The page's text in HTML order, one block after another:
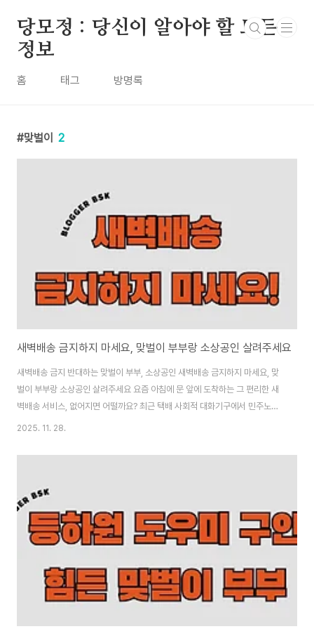
당모정 : 당신이 알아야 할 모든
정보
홈 태그 방명록
맞벌이 2
새벽배송 금지하지 마세요, 맞벌이 부부랑 소상공인 살려주세요
새벽배송 금지 반대하는 맞벌이 부부, 소상공인 새벽배송 금지하지 마세요, 맞
벌이 부부랑 소상공인 살려주세요 요즘 아침에 문 앞에 도착하는 그 편리한 새
벽배송 서비스, 없어지면 어떨까요? 최근 택배 사회적 대화기구에서 민주노총
이 새벽배송 금지를 요구하면서 이 문제가 불거졌어요. 맞벌이 부부들의 "새벽
를 받았고, 소상공인들도 매출 타격을 우려하며 반발하고 있습니다. 2025년
스 이야기가 아니라 저출산과 민생경제까지 연결된 뜨거운 이슈로 번지고 있어
요. 저도 맞벌이로 바쁜 일상을 보내다 보니 새벽배송이 얼마나 소중한지 새삼
느껴지네요..
2025. 11. 28.